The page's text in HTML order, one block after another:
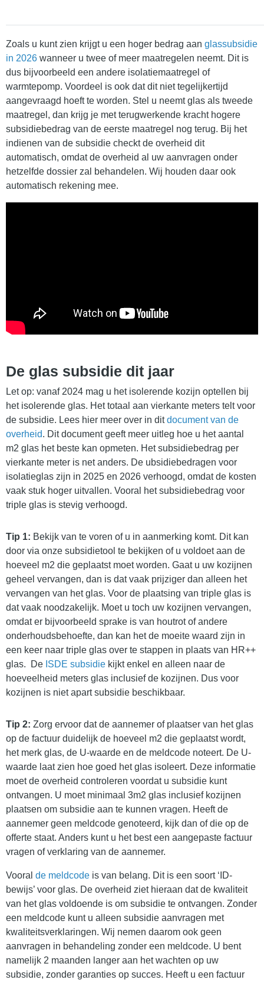
Zoals u kunt zien krijgt u een hoger bedrag aan glassubsidie
in 2026 wanneer u twee of meer maatregelen neemt. Dit is
dus bijvoorbeeld een andere isolatiemaatregel of
warmtepomp. Voordeel is ook dat dit niet tegelijkertijd
aangevraagd hoeft te worden. Stel u neemt glas als tweede
maatregel, dan krijg je met terugwerkende kracht hogere
subsidiebedrag van de eerste maatregel nog terug. Bij het
indienen van de subsidie checkt de overheid dit
automatisch, omdat de overheid al uw aanvragen onder
hetzelfde dossier zal behandelen. Wij houden daar ook
automatisch rekening mee.
De glas subsidie dit jaar
Let op: vanaf 2024 mag u het isolerende kozijn optellen bij
het isolerende glas. Het totaal aan vierkante meters telt voor
de subsidie. Lees hier meer over in ditdocument van de
overheid. Dit document geeft meer uitleg hoe u het aantal
m2 glas het beste kan opmeten. Het subsidiebedrag per
vierkante meter is net anders. De ubsidiebedragen voor
isolatieglas zijn in 2025 en 2026 verhoogd, omdat de kosten
vaak stuk hoger uitvallen. Vooral het subsidiebedrag voor
triple glas is stevig verhoogd.
Tip 1: Bekijk van te voren of u in aanmerking komt. Dit kan
door via onze subsidietool te bekijken of u voldoet aan de
hoeveel m2 die geplaatst moet worden. Gaat u uw kozijnen
geheel vervangen, dan is dat vaak prijziger dan alleen het
vervangen van het glas. Voor de plaatsing van triple glas is
dat vaak noodzakelijk. Moet u toch uw kozijnen vervangen,
omdat er bijvoorbeeld sprake is van houtrot of andere
onderhoudsbehoefte, dan kan het de moeite waard zijn in
een keer naar triple glas over te stappen in plaats van HR++
glas. De ISDE subsidie kijkt enkel en alleen naar de
hoeveelheid meters glas inclusief de kozijnen. Dus voor
kozijnen is niet apart subsidie beschikbaar.
Tip 2: Zorg ervoor dat de aannemer of plaatser van het glas
op de factuur duidelijk de hoeveel m2 die geplaatst wordt,
het merk glas, de U-waarde en de meldcode noteert. De U-
waarde laat zien hoe goed het glas isoleert. Deze informatie
moet de overheid controleren voordat u subsidie kunt
ontvangen. U moet minimaal 3m2 glas inclusief kozijnen
plaatsen om subsidie aan te kunnen vragen. Heeft de
aannemer geen meldcode genoteerd, kijk dan of die op de
offerte staat. Anders kunt u het best een aangepaste factuur
vragen of verklaring van de aannemer.
Vooral de meldcode is van belang. Dit is een soort ‘ID-
bewijs’ voor glas. De overheid ziet hieraan dat de kwaliteit
van het glas voldoende is om subsidie te ontvangen. Zonder
een meldcode kunt u alleen subsidie aanvragen met
kwaliteitsverklaringen. Wij nemen daarom ook geen
aanvragen in behandeling zonder een meldcode. U bent
namelijk 2 maanden langer aan het wachten op uw
subsidie, zonder garanties op succes. Heeft u een factuur